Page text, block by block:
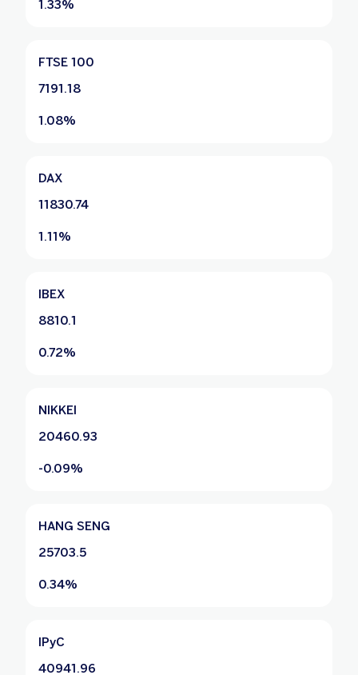
1.33%
FTSE 100
7191.18
1.08%
DAX
11830.74
1.11%
IBEX
8810.1
0.72%
NIKKEI
20460.93
-0.09%
HANG SENG
25703.5
0.34%
IPyC
40941.96